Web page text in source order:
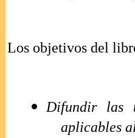
Los objetivos del
Difundir las
aplicables